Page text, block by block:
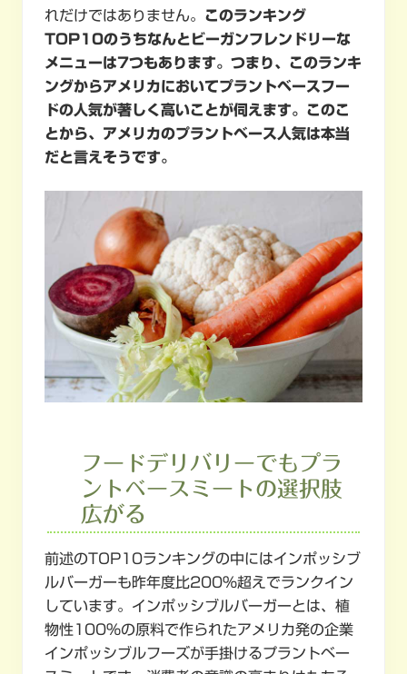
れだけではありません。 このランキング
TOP10のうちなんとビーガンフレンドリーな
メニューは7つもあります。つまり、このランキ
ングからアメリカにおいてプラントベースフー
ドの人気が著しく高いことが伺えます。このこ
とから、アメリカのプラントベース人気は本当
だと言えそうです。
フードデリバリーでもプラ
ントベースミートの選択肢
広がる
前述のTOP10ランキングの中にはインポッシブ
ルバーガーも昨年度比200％超えでランクイン
しています。インポッシブルバーガーとは、植
物性100％の原料で作られたアメリカ発の企業
インポッシブルフーズが手掛けるプラントベー